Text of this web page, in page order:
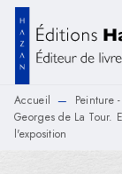
MENU
PIED DE PAGE
Accueil — Peinture
Georges de La Tour.
l'exposition